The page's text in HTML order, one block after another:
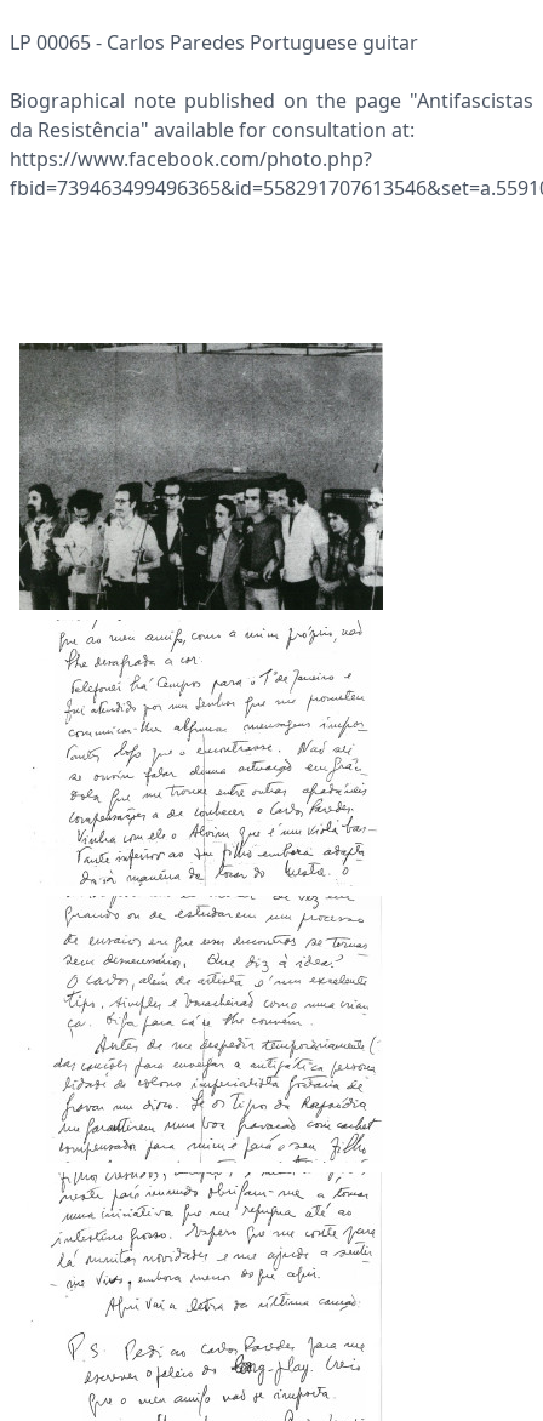
LP 00065 - Carlos Paredes Portuguese guitar
Biographical note published on the page "Antifascistas
da Resistência" available for consultation at:
https://www.facebook.com/photo.php?